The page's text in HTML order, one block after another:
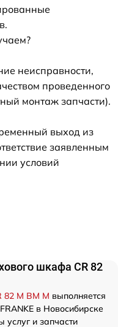
неисправности,
проведенного
монтаж запчасти).
выход из
заявленным
условий
шкафа CR 82
82 M BM M выполняется
в Новосибирске
и запчасти